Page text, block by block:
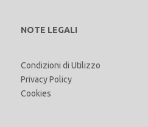
NOTE LEGALI
Condizioni di Utilizzo
Privacy Policy
Cookies